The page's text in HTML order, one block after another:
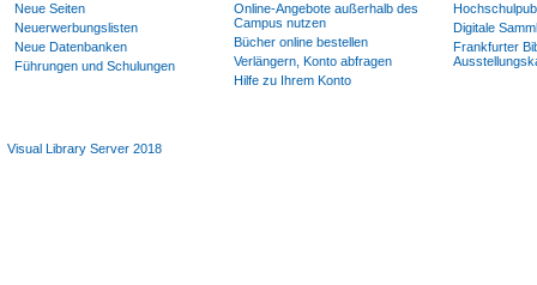
Neue Seiten
Neuerwerbungslisten
Neue Datenbanken
Führungen und Schulungen
Online-Angebote außerhalb des
Campus nutzen
Bücher online bestellen
Verlängern, Konto abfragen
Hilfe zu Ihrem Konto
Digitale
Frankfurter
Visual Library Server 2018